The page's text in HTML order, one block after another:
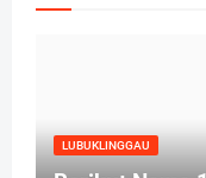
LUBUKLINGGAU